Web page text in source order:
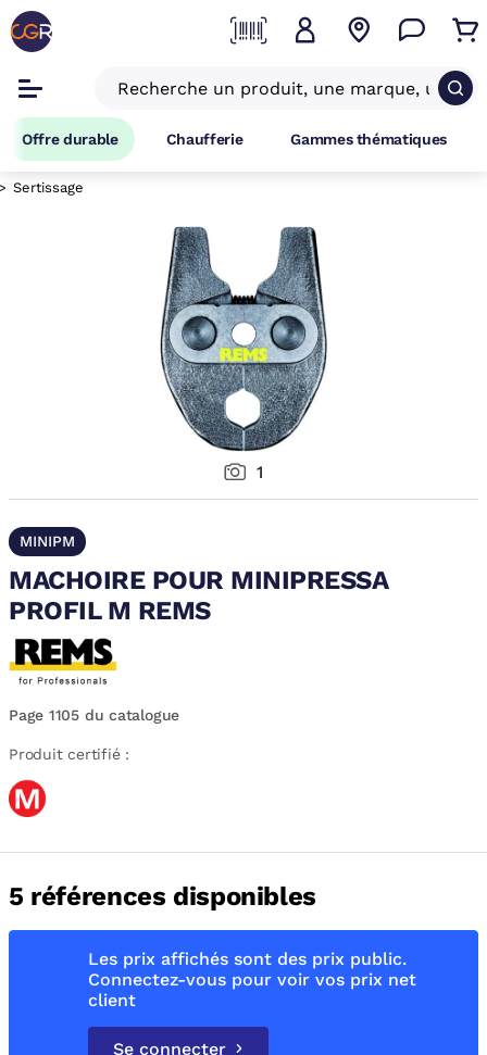
Offre durable Chaufferie Gammes thématiques
Sertissage
1
MINIPM
MACHOIRE POUR MINIPRESSA
PROFIL M REMS
Page 1105 du catalogue
Produit certifié :
5 références disponibles
Les prix affichés sont des prix public.
Connectez-vous pour voir vos prix net
client
Se connecter